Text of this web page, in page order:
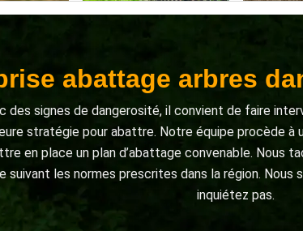
abattage arbres
des signes de dangerosité, il convient de faire
stratégie pour abattre. Notre équipe procède à
en place un plan d’abattage convenable. Nous
les normes prescrites dans la région. Nous
inquiétez pas.